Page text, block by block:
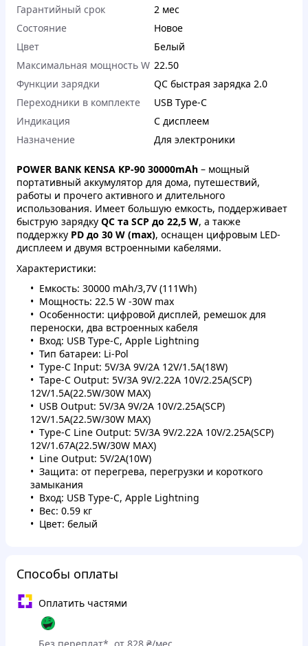
Гарантийный срок
2 мес
Состояние
Новое
Цвет
Белый
Максимальная мощность W 22.50
Функции зарядки
QC быстрая зарядка 2.0
Переходники в комплекте
USB Type-C
Индикация
С дисплеем
Назначение
Для электроники
POWER BANK KENSA KP-90 30000mAh – мощный
портативный аккумулятор для дома, путешествий,
работы и прочего активного и длительного
использования. Имеет большую емкость, поддерживает
быструю зарядку QC та SCP до 22,5 W, а также
поддержку PD до 30 W (max), оснащен цифровым LED-
дисплеем и двумя встроенными кабелями.
Характеристики:
Емкость: 30000 mAh/3,7V (111Wh)
Мощность: 22.5 W -30W max
Особенности: цифровой дисплей, ремешок для
переноски, два встроенных кабеля
Вход: USB Type-C, Apple Lightning
Тип батареи: Li-Pol
Type-C Input: 5V/3A 9V/2A 12V/1.5A(18W)
Tape-C Output: 5V/3A 9V/2.22A 10V/2.25A(SCP)
12V/1.5A(22.5W/30W MAX)
USB Output: 5V/3A 9V/2A 10V/2.25A(SCP)
12V/1.5A(22.5W/30W MAX)
Type-C Line Output: 5V/3A 9V/2.22A 10V/2.25A(SCP)
12V/1.67A(22.5W/30W MAX)
Line Output: 5V/2A(10W)
Защита: от перегрева, перегрузки и короткого
замыкания
Вход: USB Type-C, Apple Lightning
Вес: 0.59 кг
Цвет: белый
Способы оплаты
Оплатить частями